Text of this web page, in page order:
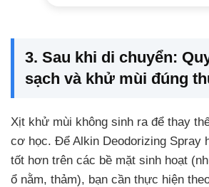
3. Sau khi di chuyển:
sạch và khử mùi đúng
Xịt khử mùi không sinh ra để thay
cơ học. Để Alkin Deodorizing Spray
tốt hơn trên các bề mặt sinh hoạt
ổ nằm, thảm), bạn cần thực hiện